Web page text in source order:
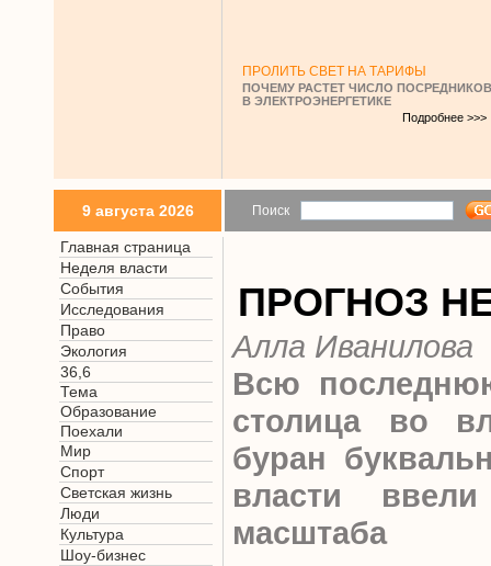
ПРОЛИТЬ СВЕТ НА ТАРИФЫ
ПОЧЕМУ РАСТЕТ ЧИСЛО ПОСРЕДНИКОВ
В ЭЛЕКТРОЭНЕРГЕТИКЕ
Подробнее >>>
9 августа 2026 Поиск
Главная страница
Неделя власти
События
Исследования
Право
Экология
36,6
Тема
Образование
Поехали
Мир
Спорт
Светская жизнь
Люди
Культура
Шоу-бизнес
ПРОГНОЗ
Алла Иванилова
Всю
столица во
буран
власти
масштаба